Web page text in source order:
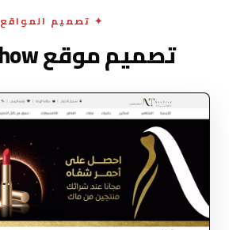
✦ تصميم المواقع
تصميم موقع ateliershow